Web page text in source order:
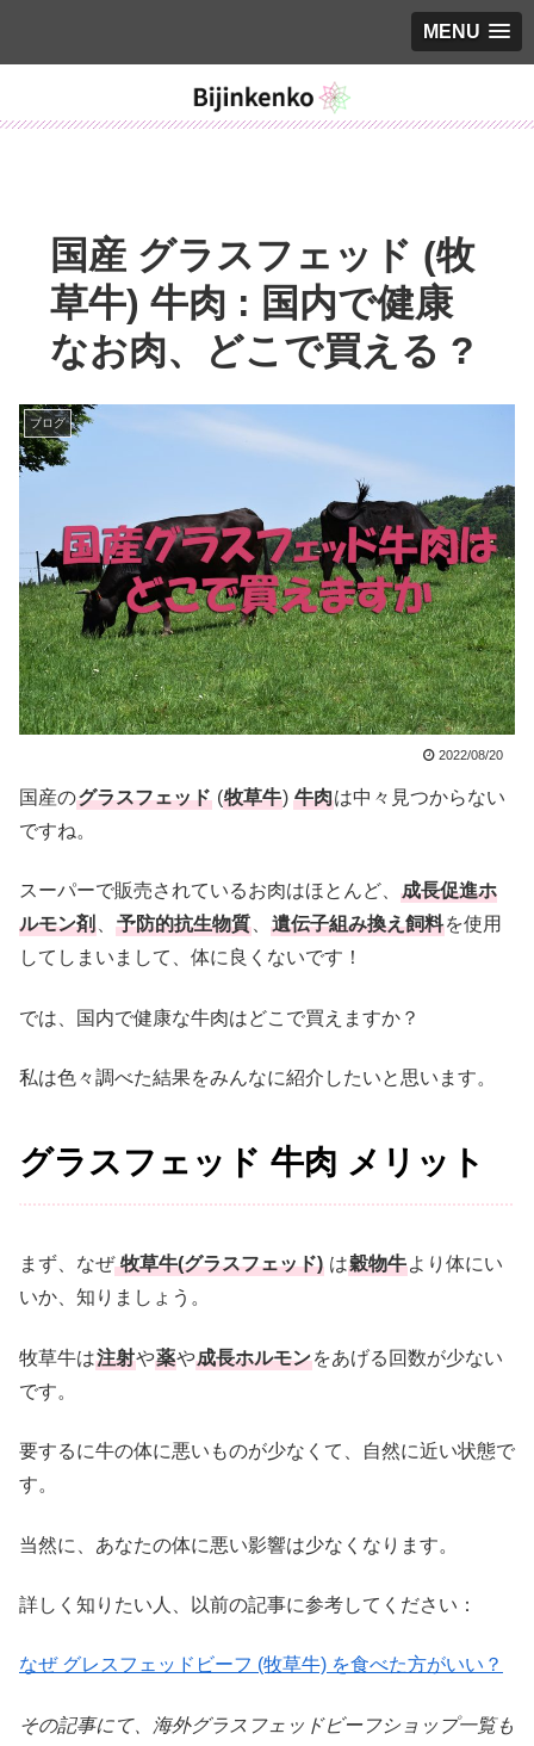
MENU
国産 グラスフェッド (牧
草牛) 牛肉 : 国内で健康
なお肉、どこで買える ?
ブログ
2022/08/20
国産のグラスフェッド (牧草牛) 牛肉は中々見つからない
ですね。
スーパーで販売されているお肉はほとんど、 成長促進ホ
ルモン剤
予防的抗生物質 遺伝子組み換え飼料を使用
してしまいまして、体に良くないです！
では、国内で健康な牛肉はどこで買えますか？
私は色々調べた結果をみんなに紹介したいと思います。
グラスフェッド 牛肉 メリット
まず、なぜ牧草牛(グラスフェッド) は穀物牛より体にい
いか、知りましょう。
牧草牛は注射や薬や成長ホルモンをあげる回数が少ない
です。
要するに牛の体に悪いものが少なくて、自然に近い状態で
す。
当然に、あなたの体に悪い影響は少なくなります。
詳しく知りたい人、以前の記事に参考してください：
なぜ グレスフェッドビーフ (牧草牛) を食べた方がいい？
その記事にて、海外グラスフェッドビーフショップ一覧も